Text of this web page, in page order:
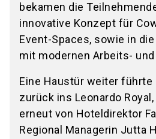
bekamen die
innovative Konzept für
Event-Spaces, sowie in
mit modernen Arbeits-
Eine Haustür weiter führte
zurück ins Leonardo
erneut von Hoteldirektor
Regional Managerin Jutta